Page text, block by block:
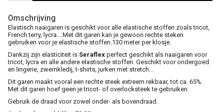
Omschrijving
Elastisch naaigaren is geschikt voor alle elastische stoffen zoals tricot,
French terry, lycra....Met dit garen kan je gewoon rechte steken
gebruiken voor je elastische stoffen.130 meter per klosje.
Dankzij zijn elasticiteit is Seraflex perfect geschikt als naaigaren voor
tricot, lycra en alle andere elastische stoffen. Geschikt voor ondergoed
en lingerie, zwemkledij, t-shirts, jurken met stretch...
Dit garen maakt vooral een rechte steek extreem rekbaar, tot ca. 65%.
Met dit garen hoef geen je tricot- of overlocksteek te gebruiken.
Gebruik de draad voor zowel onder- als bovendraad.